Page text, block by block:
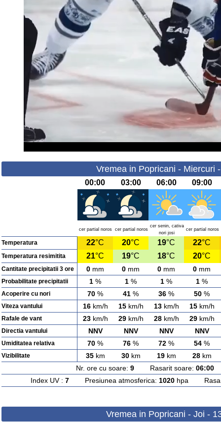
Vremea in Popricani - Miercuri
00:00 03:00 06:00 09:00
cer partial noros cer partial noros
cer senin, cativa
nori josi
cer partial noros
Temperatura 22°C 20°C 19°C 22°C
Temperatura resimitita 21°C 19°C 18°C 20°C
Cantitate precipitatii 3 ore 0 mm 0 mm 0 mm 0 mm
Probabilitate precipitatii 1 % 1 % 1 % 1 %
Acoperire cu nori 70 % 41 % 36 % 50 %
Viteza vantului 16km/h 15km/h 13km/h 15km/h
Rafale de vant 23km/h 29km/h 28km/h 29km/h
Directia vantului NNV NNV NNV NNV
Umiditatea relativa 70 % 76 % 72 % 54 %
Vizibilitate 35km 30km 19km 28km
Nr. ore cu soare: 9Rasarit soare: 06:00
Index UV : 7Presiunea atmosferica: 1020hpa
Vremea in Popricani - Joi -